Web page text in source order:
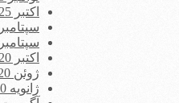
اکتبر 2025
سپتامبر 2025
سپتامبر 2023
اکتبر 2020
ژوئن 2020
ژانویه 2020